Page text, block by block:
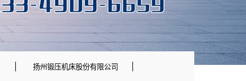
扬州锻压机床股份有限公司